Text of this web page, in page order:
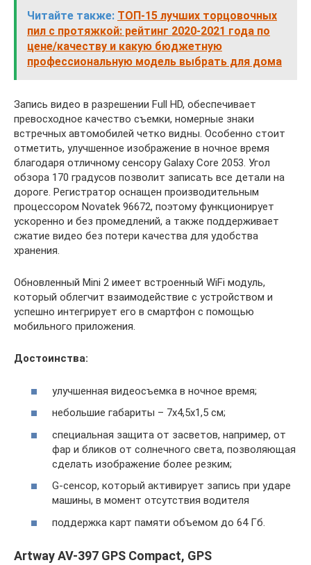
Читайте также: ТОП-15 лучших торцовочных
пил с протяжкой: рейтинг 2020-2021 года по
цене/качеству и какую бюджетную
профессиональную модель выбрать для дома
Запись видео в разрешении Full HD, обеспечивает
превосходное качество съемки, номерные знаки
встречных автомобилей четко видны. Особенно стоит
отметить, улучшенное изображение в ночное время
благодаря отличному сенсору Galaxy Core 2053. Угол
обзора 170 градусов позволит записать все детали на
дороге. Регистратор оснащен производительным
процессором Novatek 96672, поэтому функционирует
ускоренно и без промедлений, а также поддерживает
сжатие видео без потери качества для удобства
хранения.
Обновленный Mini 2 имеет встроенный WiFi модуль,
который облегчит взаимодействие с устройством и
успешно интегрирует его в смартфон с помощью
мобильного приложения.
Достоинства:
улучшенная видеосъемка в ночное время;
небольшие габариты – 7х4,5х1,5 см;
специальная защита от засветов, например, от
фар и бликов от солнечного света, позволяющая
сделать изображение более резким;
G-сенсор, который активирует запись при ударе
машины, в момент отсутствия водителя
поддержка карт памяти объемом до 64 Гб.
Artway AV-397 GPS Compact, GPS